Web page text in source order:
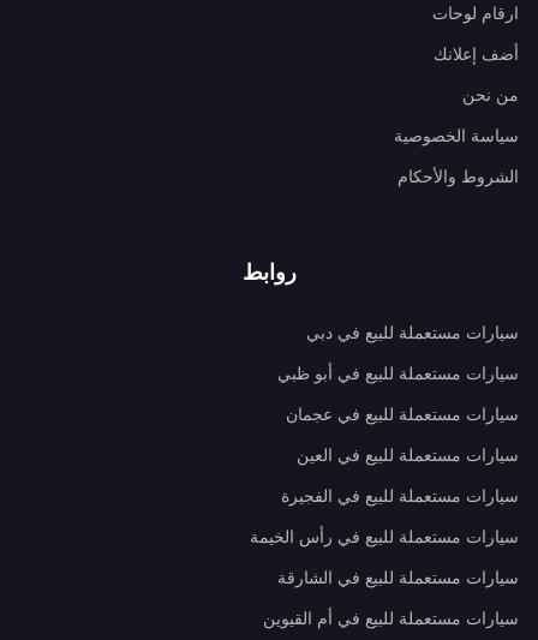
ارقام لوحات
أضف إعلانك
من نحن
سياسة الخصوصية
الشروط والأحكام
روابط
سيارات مستعملة للبيع في دبي
سيارات مستعملة للبيع في أبو ظبي
سيارات مستعملة للبيع في عجمان
سيارات مستعملة للبيع في العين
سيارات مستعملة للبيع في الفجيرة
سيارات مستعملة للبيع في رأس الخيمة
سيارات مستعملة للبيع في الشارقة
سيارات مستعملة للبيع في أم القيوين